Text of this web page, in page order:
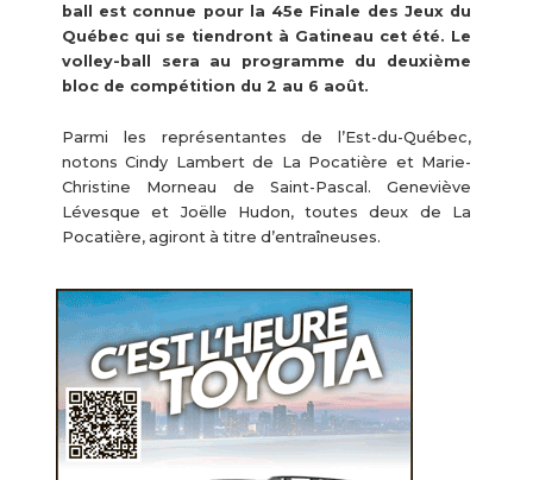
ball est connue pour la 45e Finale des Jeux du
Québec qui se tiendront à Gatineau cet été. Le
volley-ball sera au programme du deuxième
bloc de compétition du 2 au 6 août.
Parmi les représentantes de l’Est-du-Québec,
notons Cindy Lambert de La Pocatière et Marie-
Christine Morneau de Saint-Pascal. Geneviève
Lévesque et Joëlle Hudon, toutes deux de La
Pocatière, agiront à titre d’entraîneuses.